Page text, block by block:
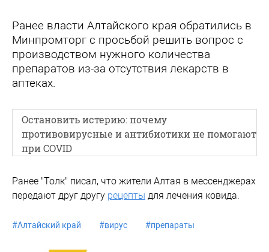
Ранее власти Алтайского края обратились в
Минпромторг с просьбой решить вопрос с
производством нужного количества
препаратов из-за отсутствия лекарств в
аптеках.
Остановить истерию: почему
противовирусные и антибиотики не помогают
при COVID
Ранее "Толк" писал, что жители Алтая в мессенджерах
передают друг другу рецепты для лечения ковида.
#Алтайский край #вирус #препараты